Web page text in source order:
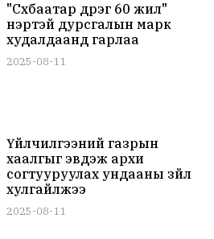
"Сүхбаатар дүүрэг 60 жил"
нэртэй дурсгалын марк
худалдаанд гарлаа
2025-08-11
Үйлчилгээний газрын
хаалгыг эвдэж архи
согтууруулах ундааны зүйл
хулгайлжээ
2025-08-11